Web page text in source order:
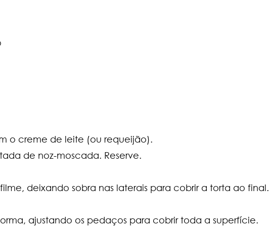
o creme de leite (ou requeijão).
de noz-moscada. Reserve.
deixando sobra nas laterais para cobrir a torta ao final.
ajustando os pedaços para cobrir toda a superfície.